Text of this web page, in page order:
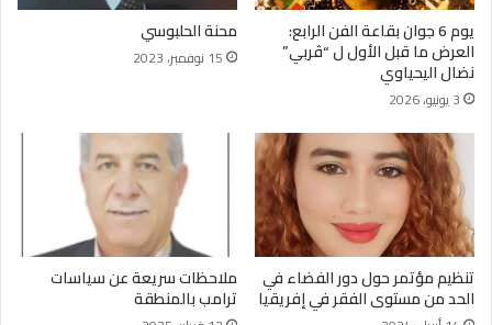
يوم 6 جوان بقاعة الفن الرابع:
العرض ما قبل الأول ل “ڤربي”
نضال اليحياوي
3 يونيو، 2026
محنة الحلبوسي
15 نوفمبر، 2023
تنظيم مؤتمر حول دور الفضاء في
الحد من مستوى الفقر في إفريقيا
ملاحظات سريعة عن سياسات
ترامب بالمنطقة